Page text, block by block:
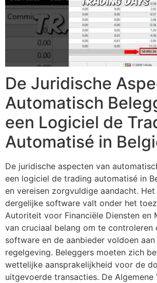
De Juridische
Automatisch
een Logiciel de
Automatisé in
De juridische aspecten van
een logiciel de trading automatisé in
en vereisen zorgvuldige aandacht.
dergelijke software valt onder het
Autoriteit voor Financiële Diensten en
van cruciaal belang om te
software en de aanbieder voldoen
regelgeving. Beleggers moeten zich
wettelijke aansprakelijkheid voor de
uitgevoerde transacties. De Algemene